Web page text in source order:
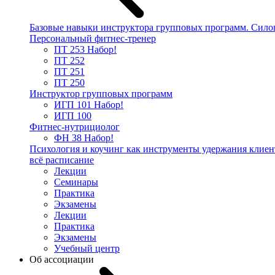
Базовые навыки инструктора групповых программ.
Персональный фитнес-тренер
ПТ 253 Набор!
ПТ 252
ПТ 251
ПТ 250
Инструктор групповых программ
ИГП 101 Набор!
ИГП 100
Фитнес-нутрициолог
ФН 38 Набор!
Психология и коучинг как инструменты удержания
всё расписание
Лекции
Семинары
Практика
Экзамены
Лекции
Практика
Экзамены
Учебный центр
Об ассоциации